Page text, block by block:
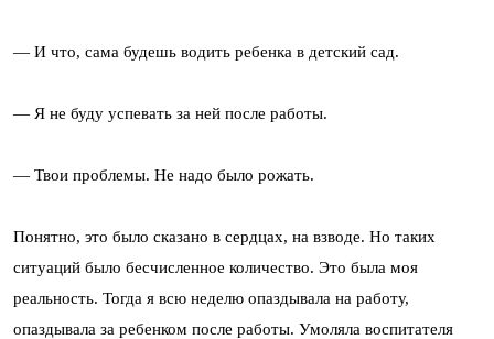
— И что, сама будешь водить ребенка в детский сад.
— Я не буду успевать за ней после работы.
— Твои проблемы. Не надо было рожать.
Понятно, это было сказано в сердцах, на взводе. Но таких
ситуаций было бесчисленное количество. Это была моя
реальность. Тогда я всю неделю опаздывала на работу,
опаздывала за ребенком после работы. Умоляла воспитателя